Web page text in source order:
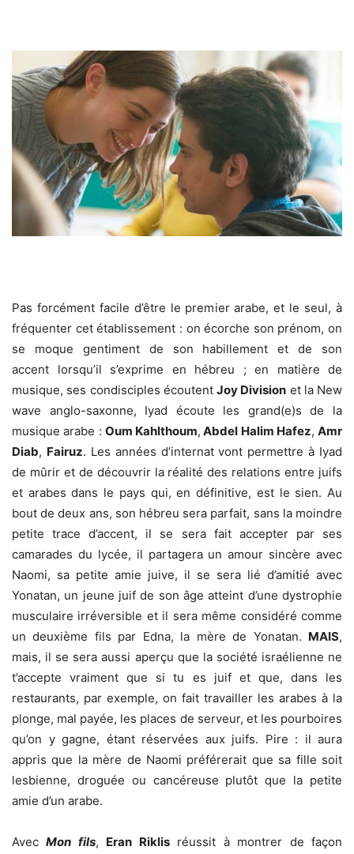
Pas forcément facile d’être le premier arabe, et le seul, à
fréquenter cet établissement : on écorche son prénom, on
se moque gentiment de son habillement et de son
accent lorsqu’il s’exprime en hébreu ; en matière de
musique, ses condisciples écoutent Joy Division et la New
wave anglo-saxonne, Iyad écoute les grand(e)s de la
musique arabe : Oum Kahlthoum, Abdel Halim Hafez, Amr
Diab, Fairuz. Les années d’internat vont permettre à Iyad
de mûrir et de découvrir la réalité des relations entre juifs
et arabes dans le pays qui, en définitive, est le sien. Au
bout de deux ans, son hébreu sera parfait, sans la moindre
petite trace d’accent, il se sera fait accepter par ses
camarades du lycée, il partagera un amour sincère avec
Naomi, sa petite amie juive, il se sera lié d’amitié avec
Yonatan, un jeune juif de son âge atteint d’une dystrophie
musculaire irréversible et il sera même considéré comme
un deuxième fils par Edna, la mère de Yonatan. MAIS,
mais, il se sera aussi aperçu que la société israélienne ne
t’accepte vraiment que si tu es juif et que, dans les
restaurants, par exemple, on fait travailler les arabes à la
plonge, mal payée, les places de serveur, et les pourboires
qu’on y gagne, étant réservées aux juifs. Pire : il aura
appris que la mère de Naomi préférerait que sa fille soit
lesbienne, droguée ou cancéreuse plutôt que la petite
amie d’un arabe.
AvecMon fils, Eran Riklisréussit à montrer de façon